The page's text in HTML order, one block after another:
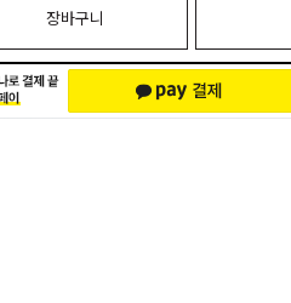
장바구니